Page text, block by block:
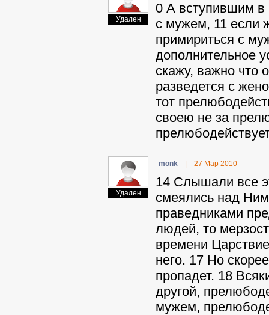
Удален
0 А вступившим в
с мужем, 11 если
примириться с
дополнительное
скажу, важно что
разведется с
тот
своею не за
Удален
monk 27 Мар 2010
14 Слышали все
смеялись над
праведниками
людей, то
времени
него. 17 Но
пропадет. 18
другой,
мужем,